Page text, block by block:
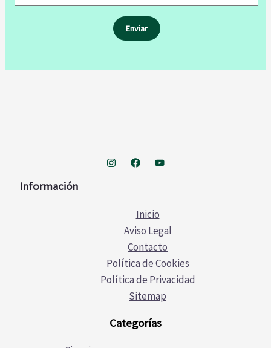
Información
Inicio
Aviso Legal
Contacto
Política de Cookies
Política de Privacidad
Sitemap
Categorías